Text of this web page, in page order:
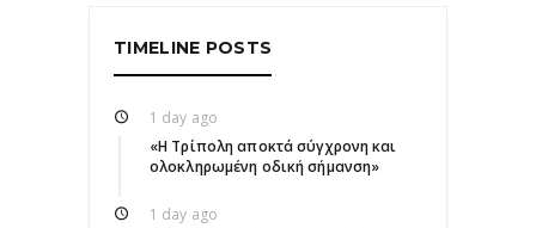
TIMELINE POSTS
1 day ago
«Η Τρίπολη αποκτά σύγχρονη και
ολοκληρωμένη οδική σήμανση»
1 day ago